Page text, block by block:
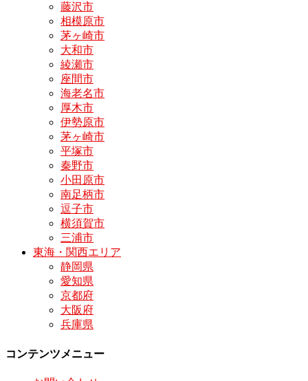
藤沢市
相模原市
茅ヶ崎市
大和市
綾瀬市
座間市
海老名市
厚木市
伊勢原市
茅ヶ崎市
平塚市
秦野市
小田原市
南足柄市
逗子市
横須賀市
三浦市
東海・関西エリア
静岡県
愛知県
京都府
大阪府
兵庫県
コンテンツメニュー